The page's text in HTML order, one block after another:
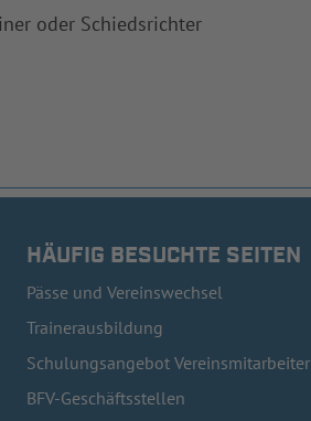
oder Schiedsrichter
HÄUFIG BESUCHTE SEITEN
Pässe und Vereinswechsel
Trainerausbildung
Schulungsangebot Vereinsmitarbeiter
BFV-Geschäftsstellen